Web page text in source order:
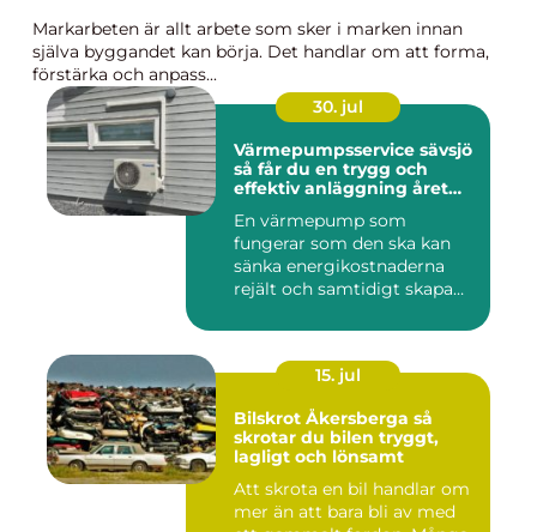
Markarbeten är allt arbete som sker i marken innan
själva byggandet kan börja. Det handlar om att forma,
förstärka och anpass...
30. jul
Värmepumpsservice sävsjö
så får du en trygg och
effektiv anläggning året
En värmepump som
fungerar som den ska kan
sänka energikostnaderna
rejält och samtidigt skapa
15. jul
Bilskrot Åkersberga så
skrotar du bilen tryggt,
lagligt och lönsamt
Att skrota en bil handlar om
mer än att bara bli av med